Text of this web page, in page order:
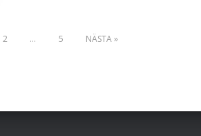
2 … 5 NÄSTA